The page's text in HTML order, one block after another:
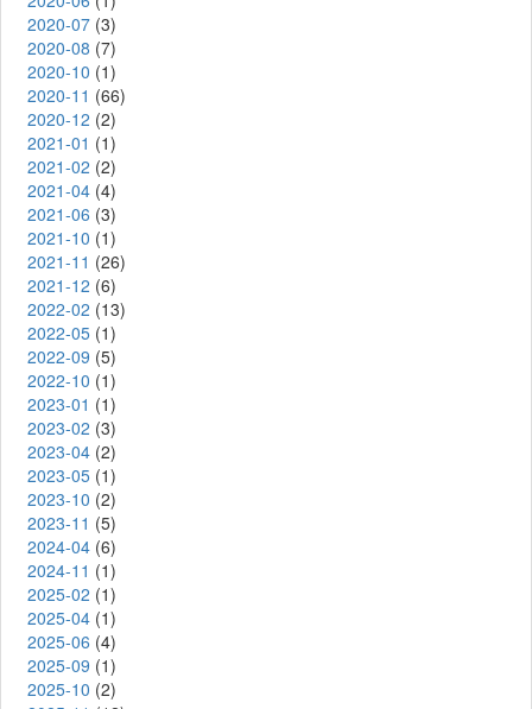
2020-07 (3)
2020-08 (7)
2020-10 (1)
2020-11 (66)
2020-12 (2)
2021-01 (1)
2021-02 (2)
2021-04 (4)
2021-06 (3)
2021-10 (1)
2021-11 (26)
2021-12 (6)
2022-02 (13)
2022-05 (1)
2022-09 (5)
2022-10 (1)
2023-01 (1)
2023-02 (3)
2023-04 (2)
2023-05 (1)
2023-10 (2)
2023-11 (5)
2024-04 (6)
2024-11 (1)
2025-02 (1)
2025-04 (1)
2025-06 (4)
2025-09 (1)
2025-10 (2)